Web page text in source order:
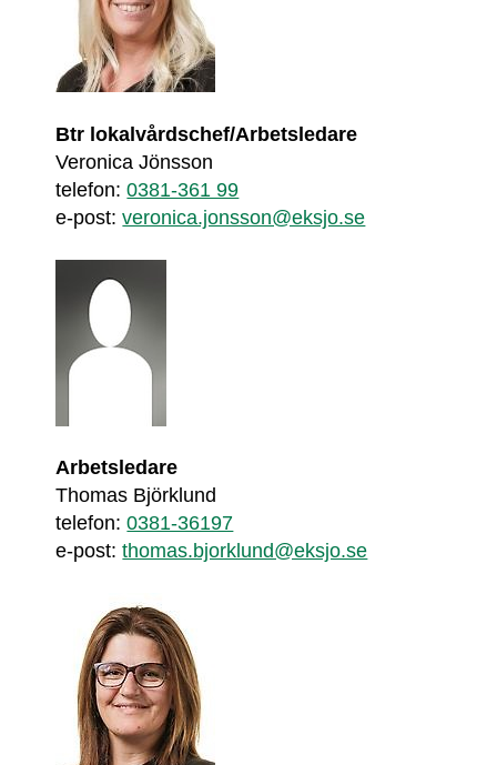
Btr lokalvårdschef/Arbetsledare
Veronica Jönsson
telefon: 0381-361 99
e-post: veronica.jonsson@eksjo.se
Arbetsledare
Thomas Björklund
telefon: 0381-36197
e-post: thomas.bjorklund@eksjo.se